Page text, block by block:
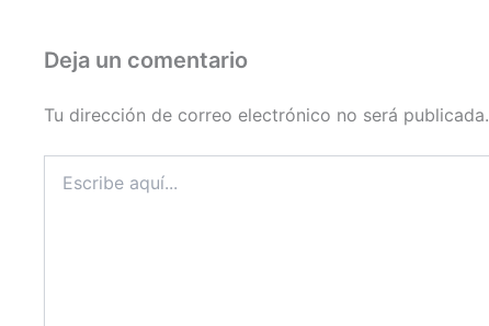
Deja un comentario
Tu dirección de correo electrónico no será publicada.
aquí...